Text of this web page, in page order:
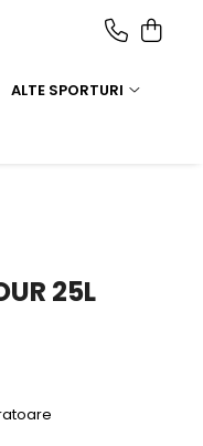
ALTE SPORTURI
25L